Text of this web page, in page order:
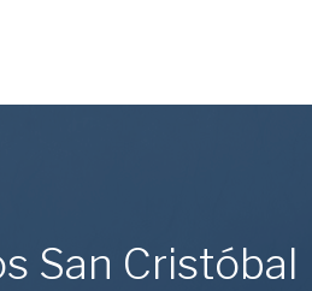
San Cristóbal